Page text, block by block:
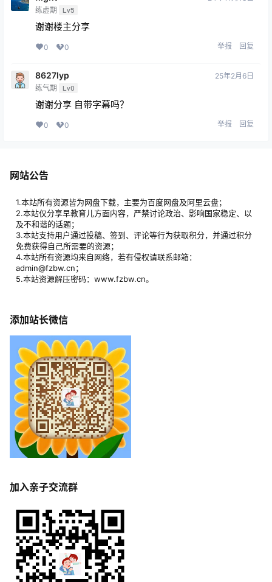
练虚期 Lv5
谢谢楼主分享
0 0 举报 回复
8627lyp
练气期 Lv0
25年2月6日
谢谢分享 自带字幕吗？
0 0 举报 回复
网站公告
1.本站所有资源皆为网盘下载，主要为百度网盘及阿里云盘；
2.本站仅分享早教育儿方面内容，严禁讨论政治、影响国家稳定、以
及不和谐的话题；
3.本站支持用户通过投稿、签到、评论等行为获取积分，并通过积分
免费获得自己所需要的资源；
4.本站所有资源均来自网络，若有侵权请联系邮箱：
admin@fzbw.cn；
5.本站资源解压密码：www.fzbw.cn。
添加站长微信
加入亲子交流群